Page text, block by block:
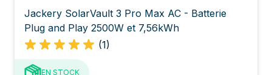
Jackery SolarVault 3 Pro Max AC - Batterie
Plug and Play 2500W et 7,56kWh
(1)
EN STOCK